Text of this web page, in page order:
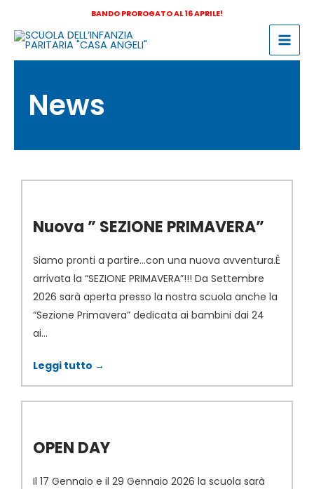
BANDO PROROGATO AL 16 APRILE!
News
Nuova ” SEZIONE PRIMAVERA”
Siamo pronti a partire…con una nuova avventura.È
arrivata la “SEZIONE PRIMAVERA”!!! Da Settembre
2026 sarà aperta presso la nostra scuola anche la
“Sezione Primavera” dedicata ai bambini dai 24
ai...
Leggi tutto →
OPEN DAY
Il 17 Gennaio e il 29 Gennaio 2026 la scuola sarà